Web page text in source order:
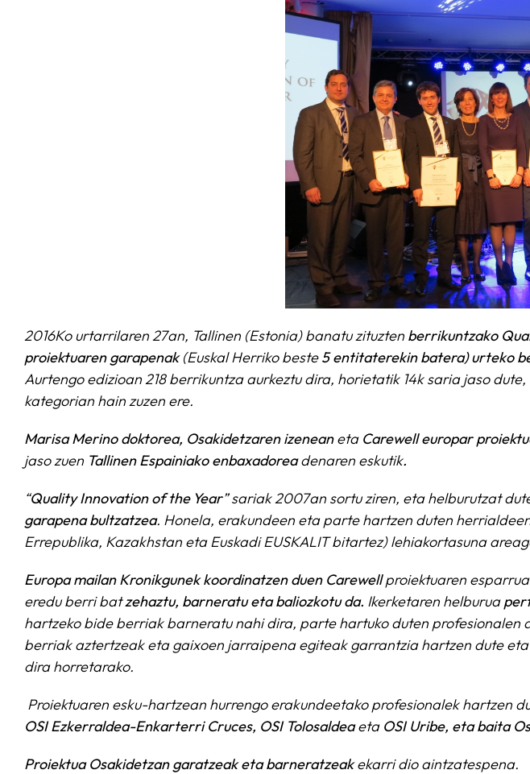
2016Ko urtarrilaren 27an, Tallinen (Estonia) banatu zituzten berrikuntzako
proiektuaren garapenak (Euskal Herriko beste5 entitaterekin batera)urteko
Aurtengo edizioan 218 berrikuntza aurkeztu dira, horietatik 14k saria jaso
kategorian hain zuzen ere.
Marisa Merino doktorea, Osakidetzaren izeneanetaCarewell europar
jaso zuen Tallinen Espainiako enbaxadoreadenaren eskutik.
“Quality Innovation of the Year” sariak 2007an sortu ziren, eta helburutzat
garapena bultzatzea. Honela, erakundeen eta parte hartzen duten
Errepublika, Kazakhstan eta Euskadi EUSKALIT bitartez) lehiakortasuna
Europa mailan Kronikgunek koordinatzen duen Carewellproiektuaren
eredu berri batzehaztu, barneratu eta baliozkotu da. Ikerketaren helburua
hartzeko bide berriak barneratu nahi dira, parte hartuko duten
berriak aztertzeak eta gaixoen jarraipena egiteak garrantzia hartzen dute
dira horretarako.
Proiektuaren esku-hartzean hurrengo erakundeetako profesionalek hartzen
OSI Ezkerraldea-Enkarterri Cruces, OSI TolosaldeaetaOSI Uribe, eta baita
Proiektua Osakidetzan garatzeak eta barneratzeakekarri dio aintzatespena.